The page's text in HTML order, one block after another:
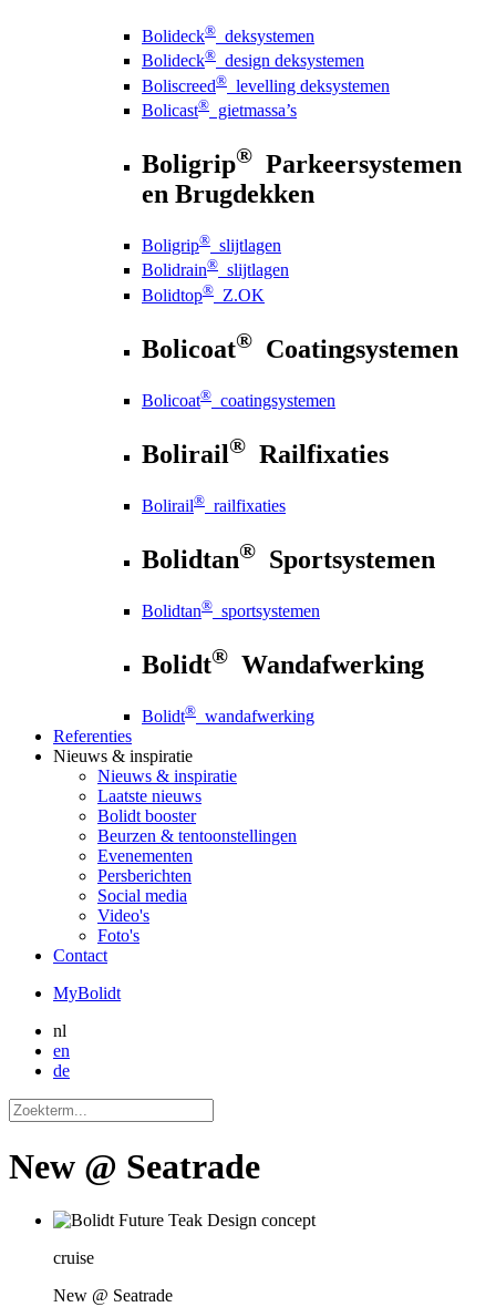
Bolideck® deksystemen
Bolideck® design deksystemen
Boliscreed® levelling deksystemen
Bolicast® gietmassa’s
Boligrip® Parkeersystemen
en Brugdekken
Boligrip® slijtlagen
Bolidrain® slijtlagen
Bolidtop® Z.OK
Bolicoat® Coatingsystemen
Bolicoat® coatingsystemen
Bolirail® Railfixaties
Bolirail® railfixaties
Bolidtan® Sportsystemen
Bolidtan® sportsystemen
Bolidt® Wandafwerking
Bolidt® wandafwerking
Referenties
Nieuws & inspiratie
Nieuws & inspiratie
Laatste nieuws
Bolidt booster
Beurzen & tentoonstellingen
Evenementen
Persberichten
Social media
Video's
Foto's
Contact
MyBolidt
nl
en
de
New @ Seatrade
cruise
New @ Seatrade